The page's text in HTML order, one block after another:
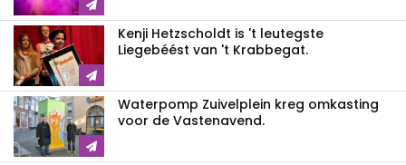
Kenji Hetzscholdt is 't leutegste
Liegebéést van 't Krabbegat.
Waterpomp Zuivelplein kreg omkasting
voor de Vastenavend.